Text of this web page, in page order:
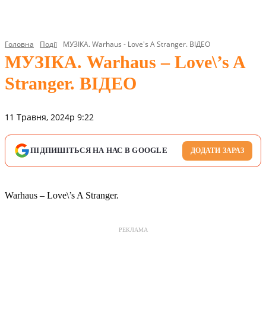
Головна Події МУЗІКА. Warhaus - Love's A Stranger. ВІДЕО
МУЗІКА. Warhaus – Love\’s A
Stranger. ВІДЕО
11 Травня, 2024р 9:22
ПІДПИШІТЬСЯ НА НАС В GOOGLE ДОДАТИ ЗАРАЗ
Warhaus – Love\’s A Stranger.
РЕКЛАМА